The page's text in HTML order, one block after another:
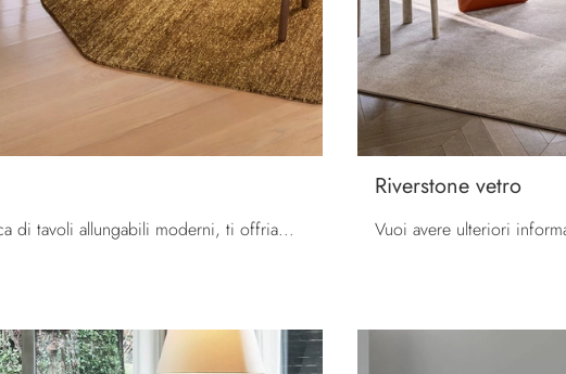
Se sei alla ricerca di tavoli allungabili moderni, ti offriamo il modello da cucina in ceramica Stream della firma Calligaris.
Riverstone vetro